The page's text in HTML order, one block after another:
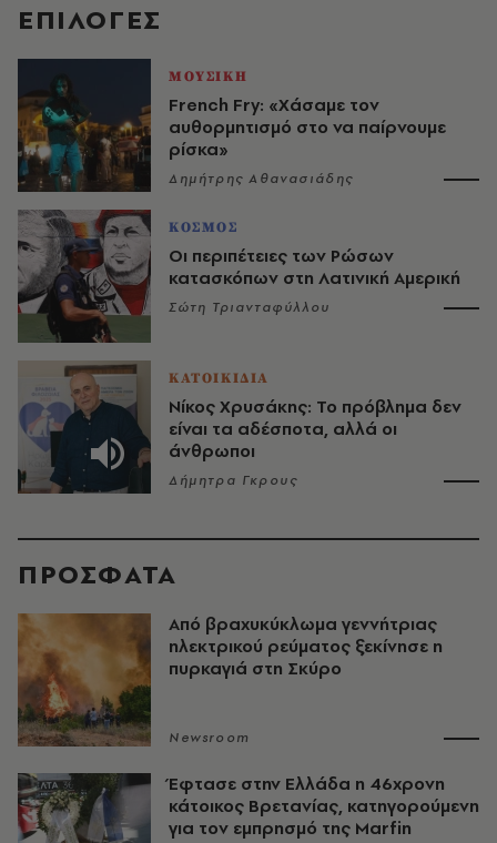
EΠΙΛΟΓΈΣ
ΜΟΥΣΙΚΗ
French Fry: «Χάσαμε τον
αυθορμητισμό στο να παίρνουμε
ρίσκα»
Δημήτρης Αθανασιάδης
ΚΟΣΜΟΣ
Οι περιπέτειες των Ρώσων
κατασκόπων στη Λατινική Αμερική
Σώτη Τριανταφύλλου
ΚΑΤΟΙΚΙΔΙΑ
Νίκος Χρυσάκης: Το πρόβλημα δεν
είναι τα αδέσποτα, αλλά οι
άνθρωποι
Δήμητρα Γκρους
ΠΡΟΣΦΑΤΑ
Από βραχυκύκλωμα γεννήτριας
ηλεκτρικού ρεύματος ξεκίνησε η
πυρκαγιά στη Σκύρο
Newsroom
Έφτασε στην Ελλάδα η 46χρονη
κάτοικος Βρετανίας, κατηγορούμενη
για τον εμπρησμό της Marfin